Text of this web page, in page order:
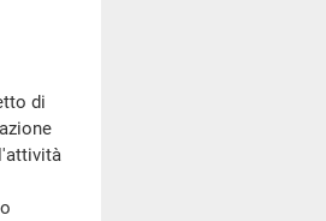
di